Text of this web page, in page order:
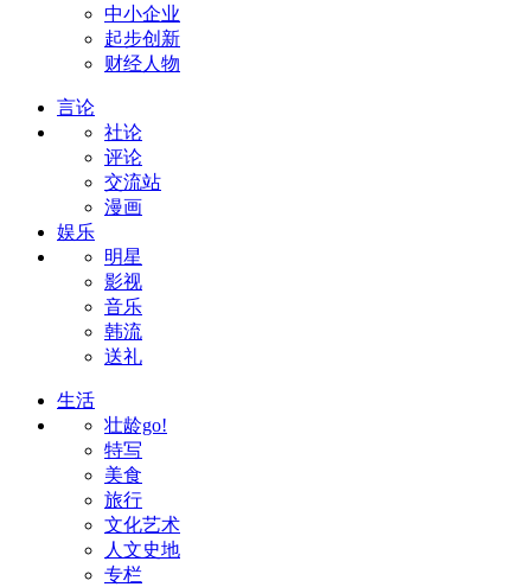
中小企业
起步创新
财经人物
言论
社论
评论
交流站
漫画
娱乐
明星
影视
音乐
韩流
送礼
生活
壮龄go!
特写
美食
旅行
文化艺术
人文史地
专栏